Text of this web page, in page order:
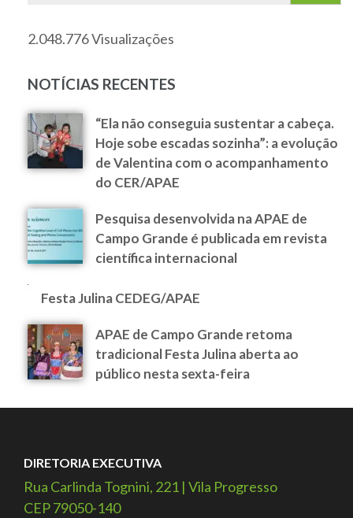
2.048.776 Visualizações
NOTÍCIAS RECENTES
“Ela não conseguia sustentar a cabeça.
Hoje sobe escadas sozinha”: a evolução
de Valentina com o acompanhamento
do CER/APAE
Pesquisa desenvolvida na APAE de
Campo Grande é publicada em revista
científica internacional
Festa Julina CEDEG/APAE
APAE de Campo Grande retoma
tradicional Festa Julina aberta ao
público nesta sexta-feira
DIRETORIA EXECUTIVA
Rua Carlinda Tognini, 221 | Vila Progresso
CEP 79050-140